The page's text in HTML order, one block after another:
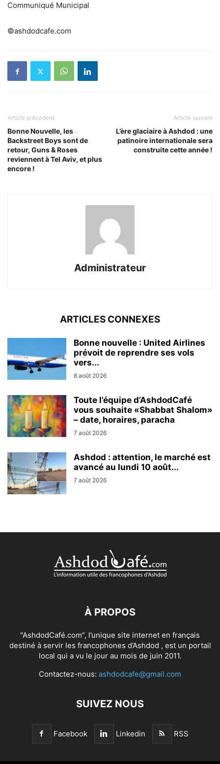
Communiqué Municipal
©ashdodcafe.com
Article précédent
Bonne Nouvelle, les
Backstreet Boys sont de
retour, Guns & Roses
reviennent à Tel Aviv, et plus
encore !
Article suivant
L’ère glaciaire à Ashdod : une
patinoire internationale sera
construite cette année !
Administrateur
ARTICLES CONNEXES
Bonne nouvelle : United Airlines
prévoit de reprendre ses vols
vers...
8 août 2026
Toute l’équipe d’AshdodCafé
vous souhaite «Shabbat Shalom»
– date, horaires, paracha
7 août 2026
Ashdod : attention, le marché est
avancé au lundi 10 août...
7 août 2026
À PROPOS
"AshdodCafé.com”, l’unique site internet en français
destiné à servir les francophones d’Ashdod , est un portail
local qui a vu le jour au mois de juin 2011.
Contactez-nous: ashdodcafe@gmail.com
SUIVEZ NOUS
Facebook Linkedin RSS